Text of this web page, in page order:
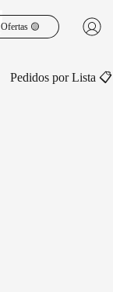
Ofertas 🟡
Pedidos por Lista 📋